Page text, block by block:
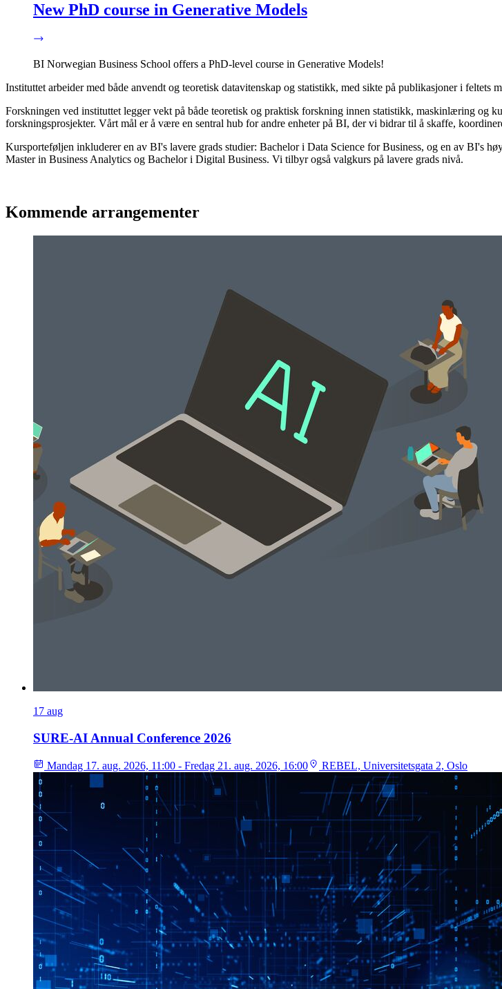
New PhD course in Generative Models
BI Norwegian Business School offers a PhD-level course in Generative Models!
Instituttet arbeider med både anvendt og teoretisk datavitenskap og statistikk, med sikte på publikasjoner i feltets
Forskningen ved instituttet legger vekt på både teoretisk og praktisk forskning innen statistikk, maskinlæring
forskningsprosjekter. Vårt mål er å være en sentral hub for andre enheter på BI, der vi bidrar til å skaffe,
Kursporteføljen inkluderer en av BI's lavere grads studier: Bachelor i Data Science for Business, og en av BI's
Master in Business Analytics og Bachelor i Digital Business. Vi tilbyr også valgkurs på lavere grads nivå.
Kommende arrangementer
17 aug
SURE-AI Annual Conference 2026
Mandag 17. aug. 2026, 11:00 - Fredag 21. aug. 2026, 16:00 REBEL, Universitetsgata 2, Oslo